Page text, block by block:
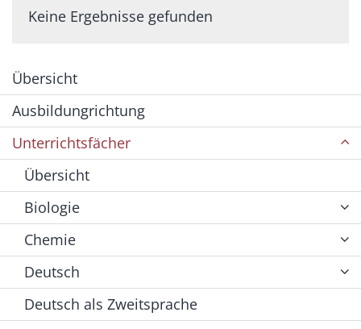
Keine Ergebnisse gefunden
Übersicht
Ausbildungrichtung
Unterrichtsfächer
Übersicht
Biologie
Chemie
Deutsch
Deutsch als Zweitsprache